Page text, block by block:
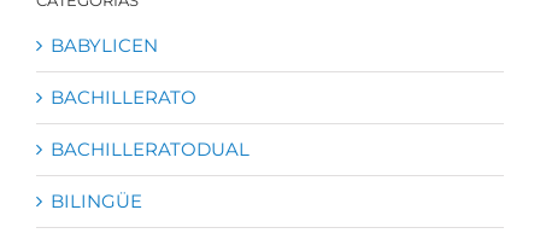
BABYLICEN
BACHILLERATO
BACHILLERATODUAL
BILINGÜE